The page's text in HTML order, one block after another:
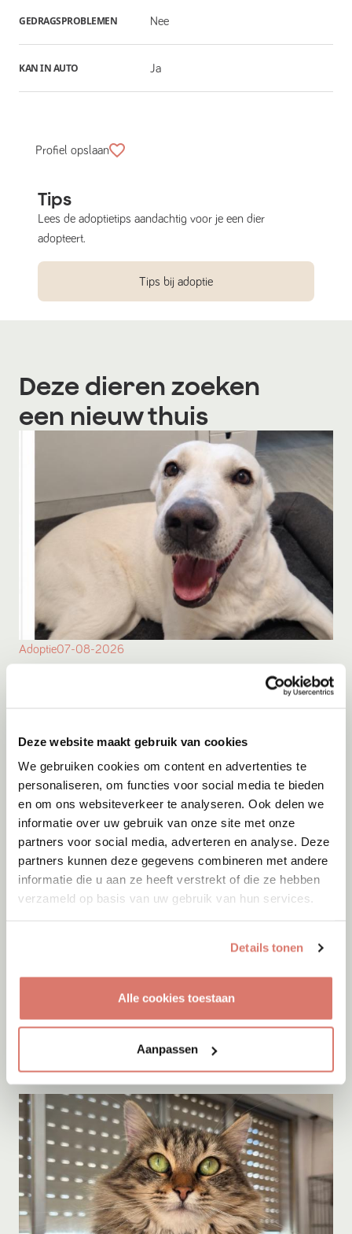
Deze website maakt gebruik van cookies
We gebruiken cookies om content en advertenties te
personaliseren, om functies voor social media te bieden
en om ons websiteverkeer te analyseren. Ook delen we
informatie over uw gebruik van onze site met onze
partners voor social media, adverteren en analyse. Deze
partners kunnen deze gegevens combineren met andere
informatie die u aan ze heeft verstrekt of die ze hebben
verzameld op basis van uw gebruik van hun services.
Details tonen
Alle cookies toestaan
Aanpassen
GEDRAGSPROBLEMEN Nee
KAN IN AUTO Ja
Profiel opslaan
Tips
Lees de adoptietips aandachtig voor je een dier
adopteert.
Tips bij adoptie
Deze dieren zoeken
een nieuw thuis
Adoptie07-08-2026
Adoptie06-08-2026
Cyprus